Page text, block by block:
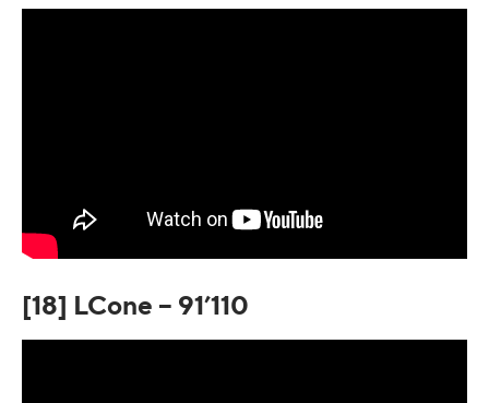
[18] LCone – 91’110